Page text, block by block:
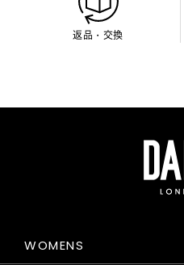
返品・交換
WOMENS